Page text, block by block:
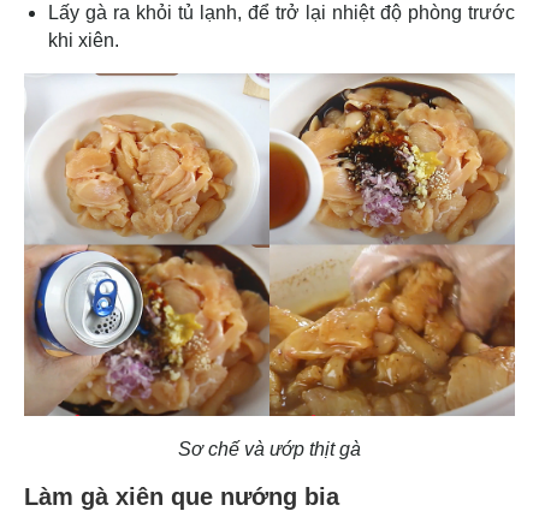
Lấy gà ra khỏi tủ lạnh, để trở lại nhiệt độ phòng trước
khi xiên.
Sơ chế và ướp thịt gà
Làm gà xiên que nướng bia